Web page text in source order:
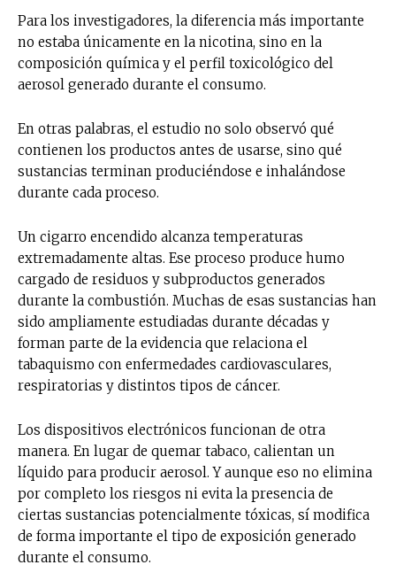
Para los investigadores, la diferencia más importante
no estaba únicamente en la nicotina, sino en la
composición química y el perfil toxicológico del
aerosol generado durante el consumo.
En otras palabras, el estudio no solo observó qué
contienen los productos antes de usarse, sino qué
sustancias terminan produciéndose e inhalándose
durante cada proceso.
Un cigarro encendido alcanza temperaturas
extremadamente altas. Ese proceso produce humo
cargado de residuos y subproductos generados
durante la combustión. Muchas de esas sustancias han
sido ampliamente estudiadas durante décadas y
forman parte de la evidencia que relaciona el
tabaquismo con enfermedades cardiovasculares,
respiratorias y distintos tipos de cáncer.
Los dispositivos electrónicos funcionan de otra
manera. En lugar de quemar tabaco, calientan un
líquido para producir aerosol. Y aunque eso no elimina
por completo los riesgos ni evita la presencia de
ciertas sustancias potencialmente tóxicas, sí modifica
de forma importante el tipo de exposición generado
durante el consumo.